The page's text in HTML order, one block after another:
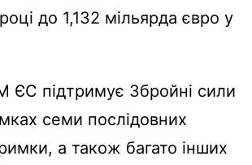
до 1,132 мільярда євро у
ЄС підтримує Збройні сили
семи послідовних
а також багато інших